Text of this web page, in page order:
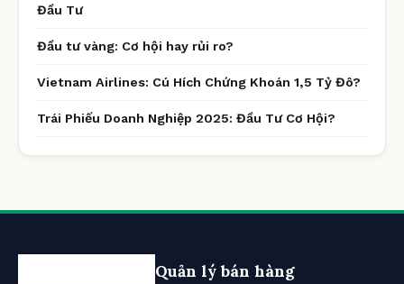
Đầu Tư
Đầu tư vàng: Cơ hội hay rủi ro?
Vietnam Airlines: Cú Hích Chứng Khoán 1,5 Tỷ Đô?
Trái Phiếu Doanh Nghiệp 2025: Đầu Tư Cơ Hội?
Quản lý bán hàng